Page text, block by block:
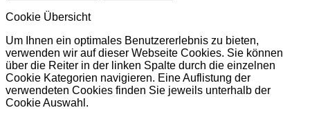
Cookie Übersicht
Um Ihnen ein optimales Benutzererlebnis zu bieten,
verwenden wir auf dieser Webseite Cookies. Sie können
über die Reiter in der linken Spalte durch die einzelnen
Cookie Kategorien navigieren. Eine Auflistung der
verwendeten Cookies finden Sie jeweils unterhalb der
Cookie Auswahl.